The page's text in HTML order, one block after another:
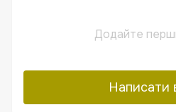
Додайте
Написати